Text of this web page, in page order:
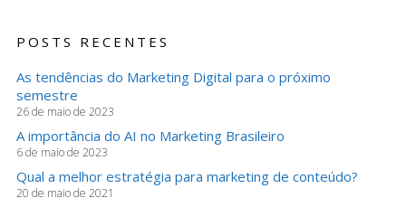
POSTS RECENTES
As tendências do Marketing Digital para o próximo
semestre
26 de maio de 2023
A importância do AI no Marketing Brasileiro
6 de maio de 2023
Qual a melhor estratégia para marketing de conteúdo?
20 de maio de 2021